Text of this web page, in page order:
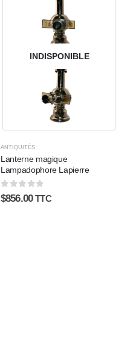
INDISPONIBLE
ANTIQUITÉS
Lanterne magique
Lampadophore Lapierre
0sur 5
$856.00 TTC